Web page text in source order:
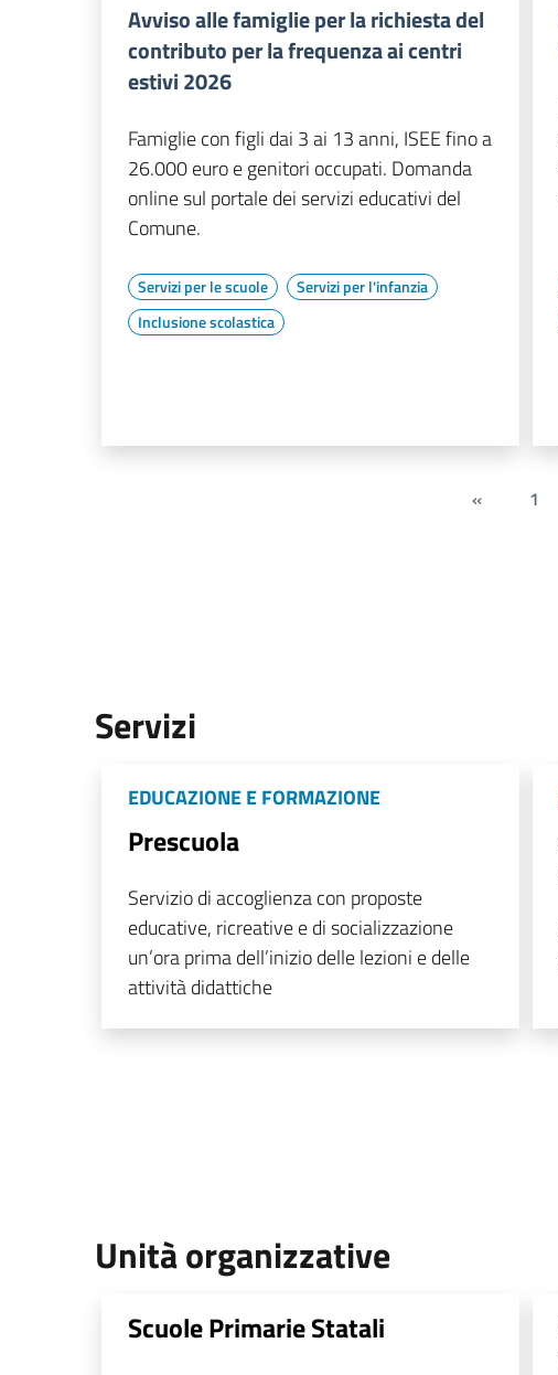
Avviso alle famiglie per la richiesta del
contributo per la frequenza ai centri
estivi 2026
Famiglie con figli dai 3 ai 13 anni, ISEE fino a
26.000 euro e genitori occupati. Domanda
online sul portale dei servizi educativi del
Comune.
Servizi per le scuole
Servizi per l'infanzia
Inclusione scolastica
« 1
Servizi
EDUCAZIONE E FORMAZIONE
Prescuola
Servizio di accoglienza con proposte
educative, ricreative e di socializzazione
un’ora prima dell’inizio delle lezioni e delle
attività didattiche
Unità organizzative
Scuole Primarie Statali